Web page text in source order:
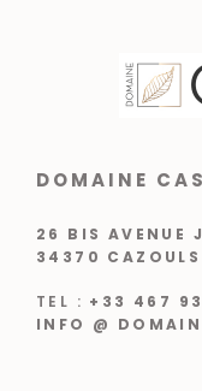
DOMAINE
26 BIS AVENUE
34370
TEL : +33 467
INFO @